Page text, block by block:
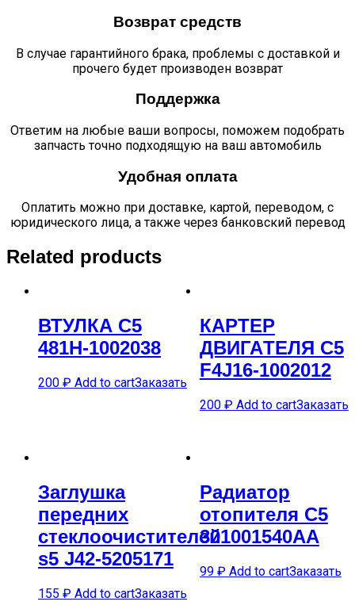
Возврат средств
В случае гарантийного брака, проблемы с доставкой и
прочего будет производен возврат
Поддержка
Ответим на любые ваши вопросы, поможем подобрать
запчасть точно подходящую на ваш автомобиль
Удобная оплата
Оплатить можно при доставке, картой, переводом, с
юридического лица, а также через банковский перевод
Related products
ВТУЛКА C5
481H-1002038
200 ₽ Add to cartЗаказать
КАРTЕР
ДВИГАTЕЛЯ C5
F4J16-1002012
200 ₽ Add to cartЗаказать
Заглушка
передних
стеклоочистителей
s5 J42-5205171
155 ₽ Add to cartЗаказать
Радиатор
отопителя C5
301001540AA
99 ₽ Add to cartЗаказать